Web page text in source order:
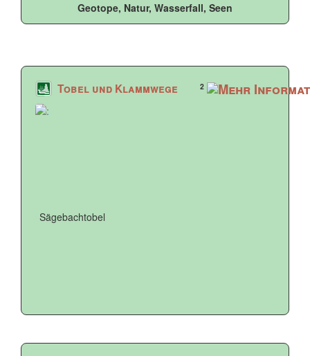
Geotope, Natur, Wasserfall, Seen
Tobel und Klammwege 2
Sägebachtobel